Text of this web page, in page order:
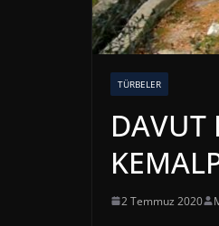
TÜRBELER
DAVUT
2 Temmuz 2020